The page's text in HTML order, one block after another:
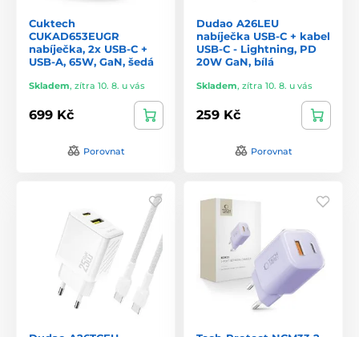
Cuktech
CUKAD653EUGR
nabíječka, 2x USB-C +
USB-A, 65W, GaN, šedá
Skladem, zítra 10. 8. u vás
699 Kč
Porovnat
Dudao A26LEU
nabíječka USB-C + kabel
USB-C - Lightning, PD
20W GaN, bílá
Skladem, zítra 10. 8. u vás
259 Kč
Porovnat